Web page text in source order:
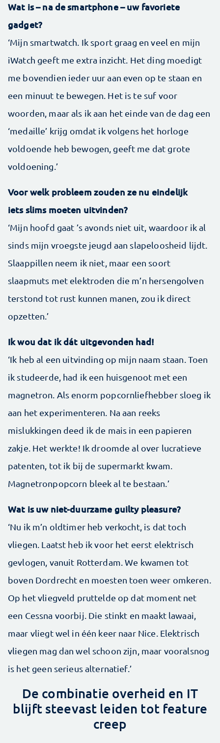
Wat is – na de smartphone – uw favoriete
gadget?
‘Mijn smartwatch. Ik sport graag en veel en mijn
iWatch geeft me extra inzicht. Het ding moedigt
me bovendien ieder uur aan even op te staan en
een minuut te bewegen. Het is te suf voor
woorden, maar als ik aan het einde van de dag een
‘medaille’ krijg omdat ik volgens het horloge
voldoende heb bewogen, geeft me dat grote
voldoening.’
Voor welk probleem zouden ze nu eindelijk
iets slims moeten uitvinden?
‘Mijn hoofd gaat ’s avonds niet uit, waardoor ik al
sinds mijn vroegste jeugd aan slapeloosheid lijdt.
Slaappillen neem ik niet, maar een soort
slaapmuts met elektroden die m’n hersengolven
terstond tot rust kunnen manen, zou ik direct
opzetten.’
Ik wou dat ik dát uitgevonden had!
‘Ik heb al een uitvinding op mijn naam staan. Toen
ik studeerde, had ik een huisgenoot met een
magnetron. Als enorm popcornliefhebber sloeg ik
aan het experimenteren. Na aan reeks
mislukkingen deed ik de mais in een papieren
zakje. Het werkte! Ik droomde al over lucratieve
patenten, tot ik bij de supermarkt kwam.
Magnetronpopcorn bleek al te bestaan.’
Wat is uw niet-duurzame guilty pleasure?
‘Nu ik m’n oldtimer heb verkocht, is dat toch
vliegen. Laatst heb ik voor het eerst elektrisch
gevlogen, vanuit Rotterdam. We kwamen tot
boven Dordrecht en moesten toen weer omkeren.
Op het vliegveld pruttelde op dat moment net
een Cessna voorbij. Die stinkt en maakt lawaai,
maar vliegt wel in één keer naar Nice. Elektrisch
vliegen mag dan wel schoon zijn, maar vooralsnog
is het geen serieus alternatief.’
De combinatie overheid en IT
blijft steevast leiden tot feature
creep